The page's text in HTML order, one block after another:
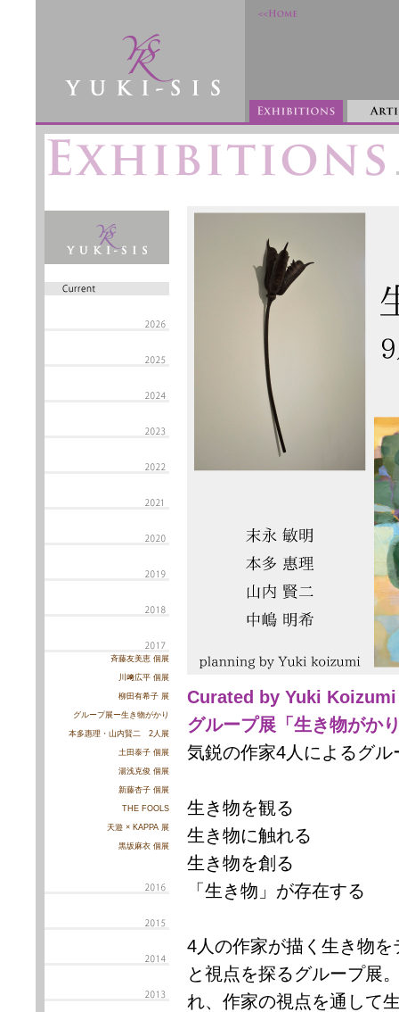
斉藤友美恵 個展
川﨑広平 個展
柳田有希子 展
グループ展ー生き物がかり
本多惠理・山内賢二 2人展
土田泰子 個展
湯浅克俊 個展
新藤杏子 個展
THE FOOLS
天遊 × KAPPA 展
黒坂麻衣 個展
Curated by Yuki Koizumi
グループ展「生き物がか
気鋭の作家4人によるグ
生き物を観る
生き物に触れる
生き物を創る
「生き物」が存在する
4人の作家が描く生き物
と視点を探るグループ展
れ、作家の視点を通して